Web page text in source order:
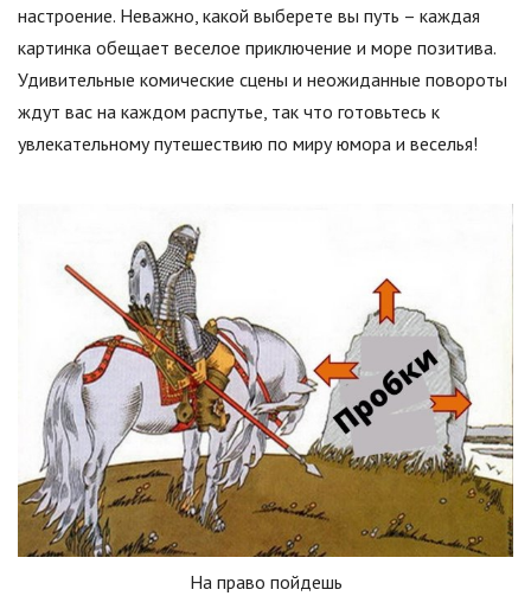
настроение. Неважно, какой выберете вы путь – каждая
картинка обещает веселое приключение и море позитива.
Удивительные комические сцены и неожиданные повороты
ждут вас на каждом распутье, так что готовьтесь к
увлекательному путешествию по миру юмора и веселья!
На право пойдешь